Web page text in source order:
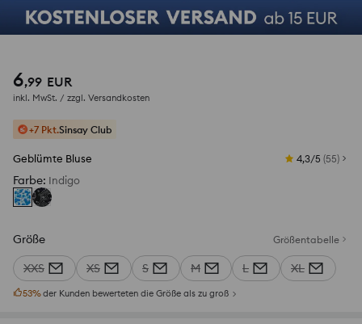
6,99 EUR
inkl. MwSt. / zzgl. Versandkosten
+7 Pkt.Sinsay Club
Geblümte Bluse 4,3/5 (55)
Farbe: Indigo
Größe Größentabelle
XXS XS S M L XL
53%der Kunden bewerteten die Größe als zu groß